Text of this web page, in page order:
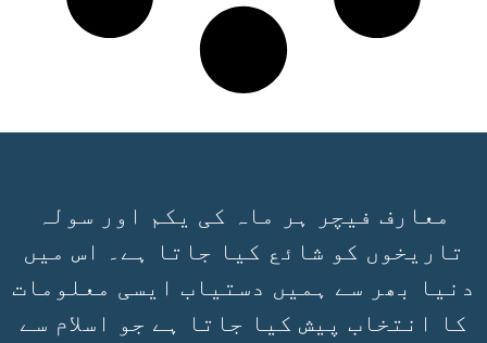
معارف فیچر ہر ماہ کی یکم اور سولہ
تاریخوں کو شائع کیا جاتا ہے۔ اس میں
دنیا بھر سے ہمیں دستیاب ایسی معلومات
کا انتخاب پیش کیا جاتا ہے جو اسلام سے